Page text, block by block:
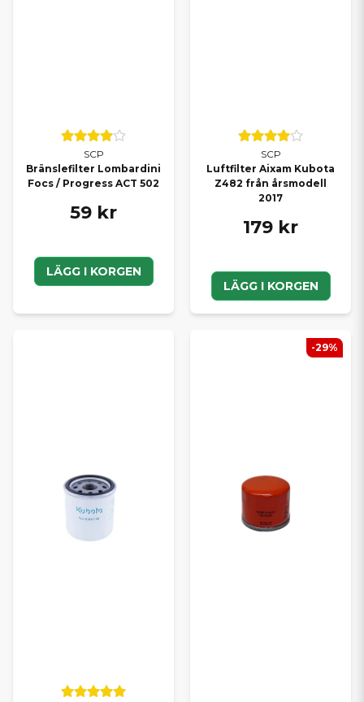
SCP
Bränslefilter Lombardini
Focs / Progress ACT 502
59 kr
LÄGG I KORGEN
SCP
Luftfilter Aixam Kubota
Z482 från årsmodell
2017
179 kr
LÄGG I KORGEN
-29%